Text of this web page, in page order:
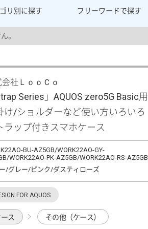
リ別に探す フリーワードで探す
。
社ＬｏｏＣｏ
Series」AQUOS zero5G Basic用
け/ショルダーなど使い方いろいろ
ラップ付きスマホケース
BU-AZ5GB/WORK22AO-GY-
WORK22AO-PK-AZ5GB/WORK22AO-RS-AZ5GB
/グレー/ピンク/ダスティローズ
FOR AQUOS
ス その他（ケース）